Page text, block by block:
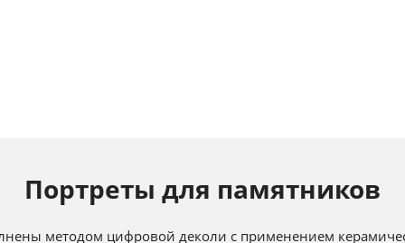
Портреты для памятников
методом цифровой деколи с применением